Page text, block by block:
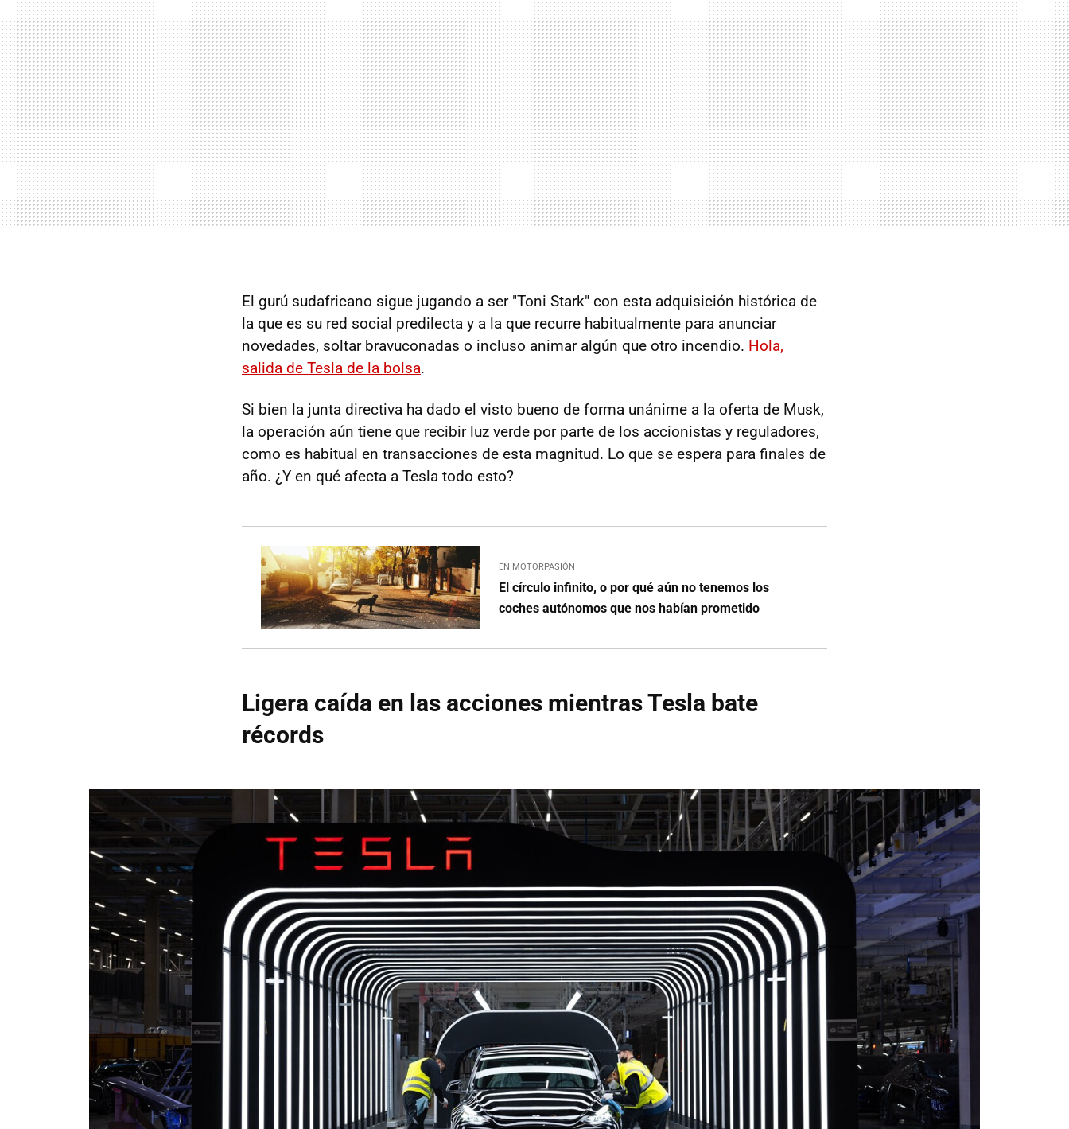
El gurú sudafricano sigue jugando a ser "Toni Stark" con esta adquisición histórica de
la que es su red social predilecta y a la que recurre habitualmente para anunciar
novedades, soltar bravuconadas o incluso animar algún que otro incendio. Hola,
salida de Tesla de la bolsa.
Si bien la junta directiva ha dado el visto bueno de forma unánime a la oferta de Musk,
la operación aún tiene que recibir luz verde por parte de los accionistas y reguladores,
como es habitual en transacciones de esta magnitud. Lo que se espera para finales de
año. ¿Y en qué afecta a Tesla todo esto?
EN MOTORPASIÓN
El círculo infinito, o por qué aún no tenemos los
coches autónomos que nos habían prometido
Ligera caída en las acciones mientras Tesla bate
récords